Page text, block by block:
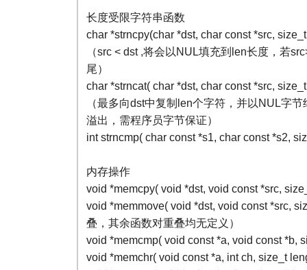
长度受限字符串函数
char *strncpy(char *dst, char const *src,
（src < dst ,将会以NUL填充到len长度，若
尾）
char *strncat( char *dst, char const *src,
（最多向dst中复制len个字符，并以NUL字
溢出，需程序员字节保证）
int strncmp( char const *s1, char const *s2,
内存操作
void *memcpy( void *dst, void const *src,
void *memmove( void *dst, void const *src,
叠，其余函数对重叠均无定义）
void *memcmp( void const *a, void const *b,
void *memchr( void const *a, int ch, size_t